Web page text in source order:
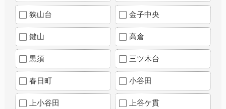
狭山台 金子中央
鍵山 高倉
黒須 三ツ木台
春日町 小谷田
上小谷田 上谷ケ貫